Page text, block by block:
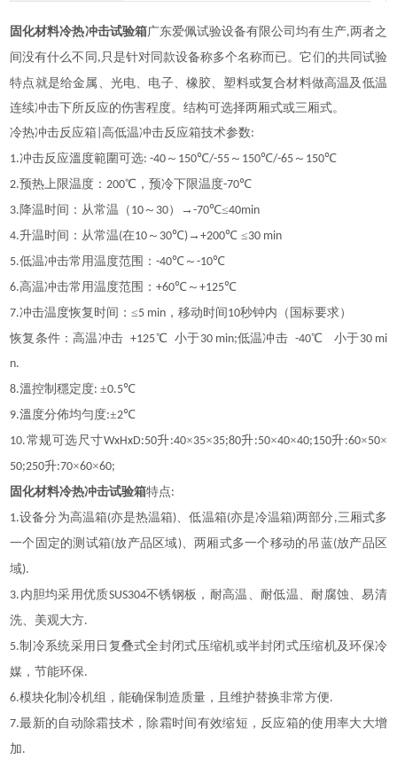
固化材料冷热冲击试验箱广东爱佩试验设备有限公司均有生产,两者之
间没有什么不同 ,只是针对同款设备称多个名称而已。它们的共同试验
特点就是给金属、光电、电子、橡胶、塑料或复合材料做高温及低温
连续冲击下所反应的伤害程度。结构可选择两厢式或三厢式。
冷热冲击反应箱 高低温冲击反应箱技术参数:
1.冲击反应溫度範圍可选: -40 ～ 150℃/-55 ～ 150℃/-65 ～ 150℃
2.预热上限温度：200℃，预冷下限温度-70℃
3. 降温时间：从常温（ 10 ～ 30）→-70℃≤40min
4.升温时间：从常温(在10 ～ 30℃)→+200℃ ≤30 min
5.低温冲击常用温度范围：-40℃～-10℃
6.高温冲击常用温度范围：+60℃～+125℃
7.冲击温度恢复时间：≤5 min ，移动时间 10秒钟内（国标要求）
恢复条件：高温冲击 +125℃ 小于30 min;低温冲击-40℃ 小于30 mi
n.
8.溫控制穩定度:±0.5℃
9.溫度分佈均勻度:±2℃
10.常规可选尺寸WxHxD:50升:40×35×35;80升:50×40×40;150升:60×50×
50;250升:70×60×60;
固化材料冷热冲击试验箱特点:
1.设备分为高温箱(亦是热温箱)、低温箱(亦是冷温箱)两部分 ,三厢式多
一个固定的测试箱(放产品区域)、两厢式多一个移动的吊蓝(放产品区
域).
3. 内胆均采用优质SUS304不锈钢板，耐高温、耐低温、耐腐蚀、易清
洗、美观大方.
5.制冷系统采用日复叠式全封闭式压缩机或半封闭式压缩机及环保冷
媒，节能环保.
6.模块化制冷机组，能确保制造质量，且维护替换非常方便.
7.最新的自动除霜技术，除霜时间有效缩短，反应箱的使用率大大增
加.